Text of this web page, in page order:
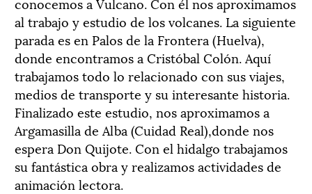
al trabajo y estudio de los volcanes. La siguiente
parada es en Palos de la Frontera (Huelva),
donde encontramos a Cristóbal Colón. Aquí
trabajamos todo lo relacionado con sus viajes,
medios de transporte y su interesante historia.
Finalizado este estudio, nos aproximamos a
Argamasilla de Alba (Cuidad Real),donde nos
espera Don Quijote. Con el hidalgo trabajamos
su fantástica obra y realizamos actividades de
animación lectora.